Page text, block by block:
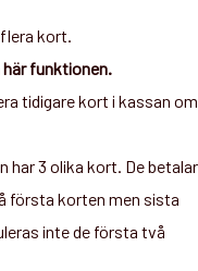
kort.
här funktionen.
tidigare kort i kassan om
har 3 olika kort. De betalar
första korten men sista
inte de första två